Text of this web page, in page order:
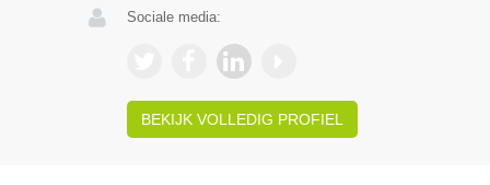
Sociale media:
BEKIJK VOLLEDIG PROFIEL